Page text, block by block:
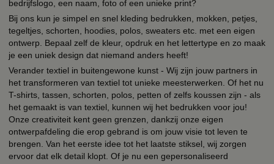
bedrijfslogo, een naam, foto of een unieke print?
Bij ons kun je simpel en snel kleding bedrukken, mokken, petjes,
tegeltjes, schorten, hoodies, polos, sweaters etc. met een eigen
ontwerp. Bepaal zelf de kleur, opdruk en het lettertype en zo maak
je een uniek design dat niemand anders heeft!
Verander textiel in buitengewone kunst - Wij zijn jouw partners in
het transformeren van textiel tot unieke meesterwerken. Of het nu
T-shirts, tassen, schorten, polos, petten of zelfs koussen zijn - als
het gemaakt is van textiel, kunnen wij het bedrukken voor jou!
Onze creativiteit kent geen grenzen, dankzij onze eigen
ontwerpafdeling die erop gebrand is om jouw visie tot leven te
brengen. Van het eerste idee tot het laatste stiksel, wij zorgen
ervoor dat elk detail klopt. Of je nu een gepersonaliseerd